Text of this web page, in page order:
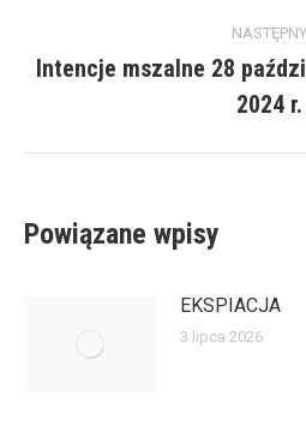
NASTĘPNY
wpis:
Intencje mszalne 28
2024 r.
Powiązane wpisy
EKSPIACJA
3 lipca 2026